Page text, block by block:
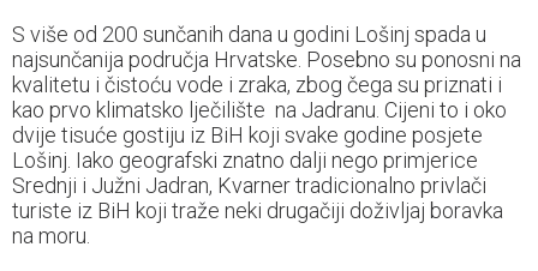
S više od 200 sunčanih dana u godini Lošinj spada u
najsunčanija područja Hrvatske. Posebno su ponosni na
kvalitetu i čistoću vode i zraka, zbog čega su priznati i
kao prvo klimatsko lječilište na Jadranu. Cijeni to i oko
dvije tisuće gostiju iz BiH koji svake godine posjete
Lošinj. Iako geografski znatno dalji nego primjerice
Srednji i Južni Jadran, Kvarner tradicionalno privlači
turiste iz BiH koji traže neki drugačiji doživljaj boravka
na moru.